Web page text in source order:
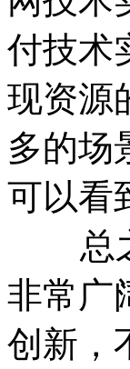
付技术
现资源
多的场
可以看
总
非常广
创新，